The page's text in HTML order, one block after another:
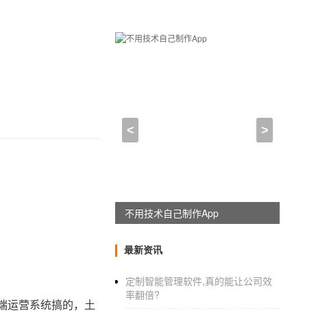
运营系统搞的，土
< >
不用技术自己制作App
最新资讯
定制智能管理软件,真的能让公司效
率翻倍?